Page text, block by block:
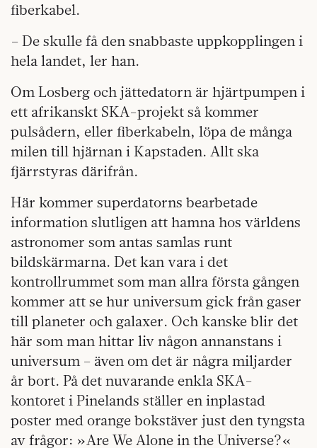
fiberkabel.
– De skulle få den snabbaste uppkopplingen i
hela landet, ler han.
Om Losberg och jättedatorn är hjärtpumpen i
ett afrikanskt SKA-projekt så kommer
pulsådern, eller fiberkabeln, löpa de många
milen till hjärnan i Kapstaden. Allt ska
fjärrstyras därifrån.
Här kommer superdatorns bearbetade
information slutligen att hamna hos världens
astronomer som antas samlas runt
bildskärmarna. Det kan vara i det
kontrollrummet som man allra första gången
kommer att se hur universum gick från gaser
till planeter och galaxer. Och kanske blir det
här som man hittar liv någon annanstans i
universum – även om det är några miljarder
år bort. På det nuvarande enkla SKA-
kontoret i Pinelands ställer en inplastad
poster med orange bokstäver just den tyngsta
av frågor: »Are We Alone in the Universe?«